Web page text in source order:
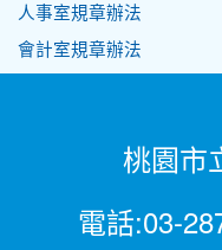
人事室規章辦法
會計室規章辦法
桃園市
電話:03-